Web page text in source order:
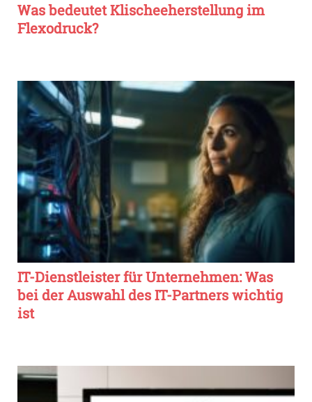
Was bedeutet Klischeeherstellung im
Flexodruck?
IT-Dienstleister für Unternehmen: Was
bei der Auswahl des IT-Partners wichtig
ist